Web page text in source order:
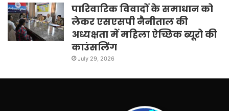
पारिवारिक विवादों के समाधान को
लेकर एसएसपी नैनीताल की
अध्यक्षता में महिला ऐच्छिक ब्यूरो की
काउंसलिंग
July 29, 2026